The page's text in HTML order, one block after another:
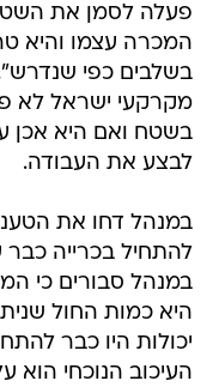
פעלה לסמן את
המכרה עצמו והיא
בשלבים כפי
מקרקעי ישראל לא
בשטח ואם היא אכן
לבצע את העבודה.
במנהל דחו את
להתחיל בכרייה
במנהל סבורים כי
היא כמות החול
יכולות היו כבר
העיכוב הנוכחי